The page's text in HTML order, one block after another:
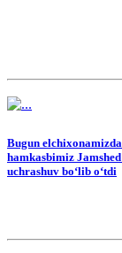
Bugun
hamkasbimiz
uchrashuv bo‘lib o‘tdi